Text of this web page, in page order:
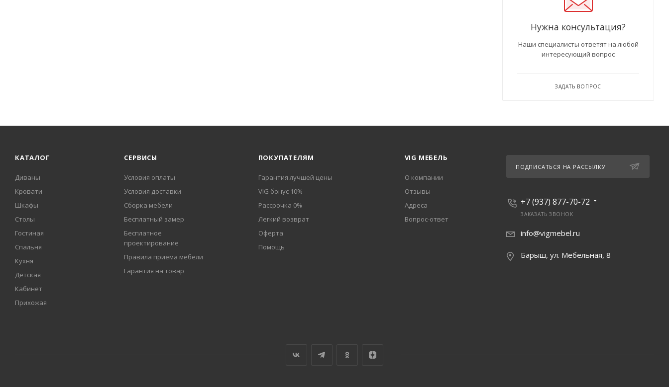
Нужна консультация?
Наши специалисты ответят на любой
интересующий вопрос
ЗАДАТЬ ВОПРОС
КАТАЛОГ
Диваны
Кровати
Шкафы
Столы
Гостиная
Спальня
Кухня
Детская
Кабинет
Прихожая
СЕРВИСЫ
Условия оплаты
Условия доставки
Сборка мебели
Бесплатный замер
Бесплатное
проектирование
Правила приема мебели
Гарантия на товар
ПОКУПАТЕЛЯМ
Гарантия лучшей цены
VIG бонус 10%
Рассрочка 0%
Легкий возврат
Оферта
Помощь
VIG МЕБЕЛЬ
О компании
Отзывы
Адреса
Вопрос-ответ
ПОДПИСАТЬСЯ НА РАССЫЛКУ
+7 (937) 877-70-72
ЗАКАЗАТЬ ЗВОНОК
info@vigmebel.ru
Барыш, ул. Мебельная, 8